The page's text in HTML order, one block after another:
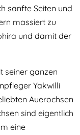
sanfte Seiten und
massiert zu
und damit der
seiner ganzen
Yakwilli
Auerochsen
sind eigentlich
eine